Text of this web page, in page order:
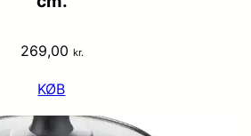
269,00 kr.
KØB